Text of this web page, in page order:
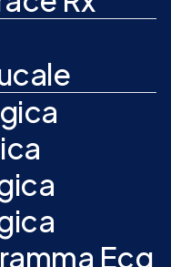
Ecg